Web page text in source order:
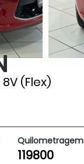
(Flex)
Quilometragem
119800